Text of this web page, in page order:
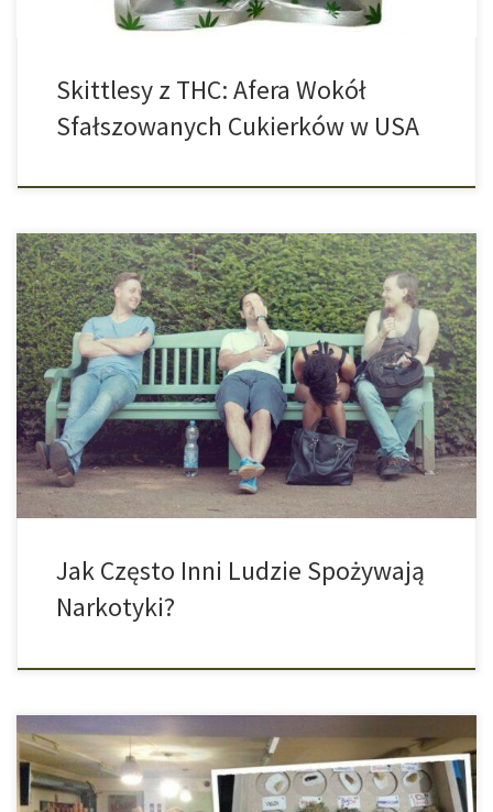
Skittlesy z THC: Afera Wokół
Sfałszowanych Cukierków w USA
Badanie przeprowadzone na ośmiu uniwersytetach w Niemczech
wykazało, że większość studentów przecenia używanie
narkotyków przez swoich kolegów, co z kolei ma wpływ na ich
własną konsumpcję. Przeglądając media społecznościowe często
można mieć wrażenie, że wszyscy inni ludzie są niemalże cały
czas na wakacjach. Nocne imprezy, regularne ćwiczenia, zdrowe
odżywianie i […]
Jak Często Inni Ludzie Spożywają
Narkotyki?
Barcelona od kilku dobrych lat słynie jako raj dla konsumentów i